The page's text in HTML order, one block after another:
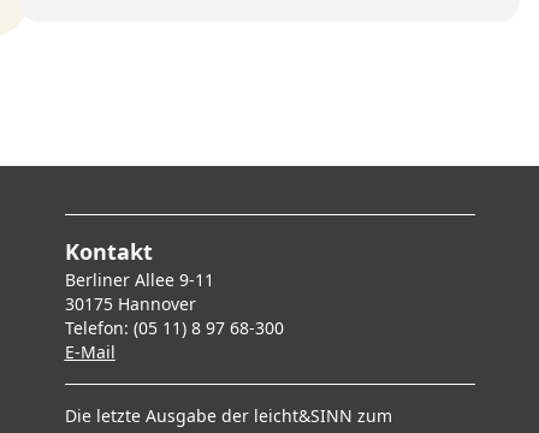
Kontakt
Berliner Allee 9-11
30175 Hannover
Telefon: (05 11) 8 97 68-300
E-Mail
Die letzte Ausgabe der leicht&SINN zum